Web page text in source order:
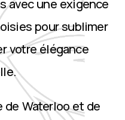
avec une exigence
pour sublimer
votre élégance
de Waterloo et de